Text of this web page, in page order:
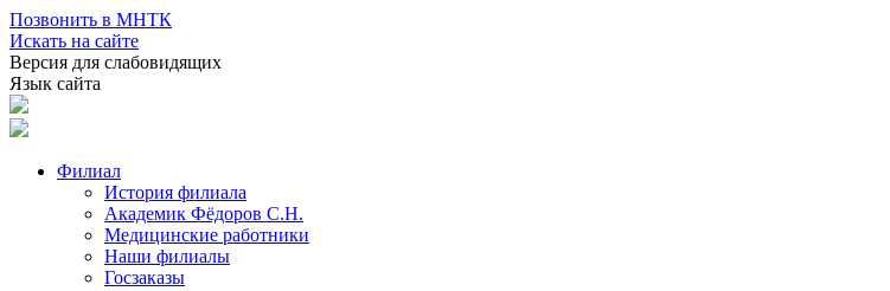
Позвонить в МНТК
Искать на сайте
Версия для слабовидящих
Язык сайта
Филиал
История филиала
Академик Фёдоров С.Н.
Медицинские работники
Наши филиалы
Госзаказы